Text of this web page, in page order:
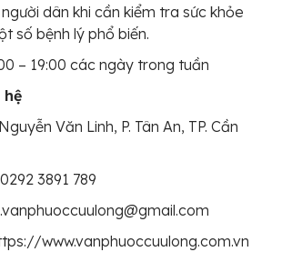
dân khi cần kiểm tra sức khỏe
số bệnh lý phổ biến.
– 19:00 các ngày trong tuần
Văn Linh, P. Tân An, TP. Cần
3891 789
www.vanphuoccuulong.com.vn